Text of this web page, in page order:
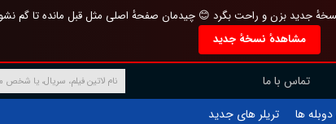
جدید بزن و راحت بگرد 😊 چیدمان صفحهٔ اصلی مثل قبل مانده تا گم
مشاهدهٔ نسخهٔ جدید
تماس با ما
ها تریلر های جدید